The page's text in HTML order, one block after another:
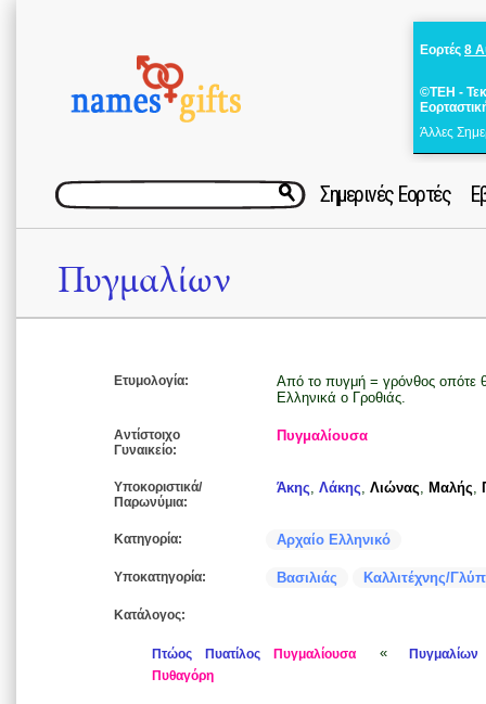
Εορτές 8
©ΤΕΗ -
Άλλες
Σημερινές Εορτές
Πυγμαλίων
Ετυμολογία:
Από το πυγμή = γρόνθος
Ελληνικά ο Γροθιάς.
Αντίστοιχο
Γυναικείο:
Πυγμαλίουσα
Υποκοριστικά/
Παρωνύμια:
Άκης, Λάκης, Λιώνας, Μαλής,
Κατηγορία: Αρχαίο Ελληνικό
Υποκατηγορία: Βασιλιάς Καλλιτέχνης/
Κατάλογος:
Πτώος Πυατίλος Πυγμαλίουσα «
Πυγμαλίων
Πυθαγόρη